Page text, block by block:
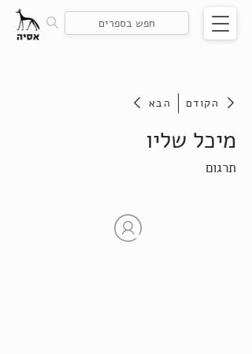
הבא הקודם
מיכל שליו
תרגום